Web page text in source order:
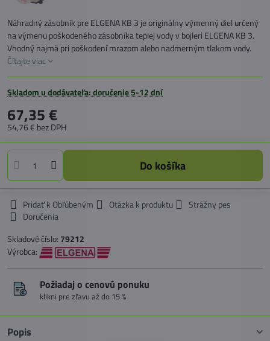
Náhradný zásobník pre ELGENA KB 3 je originálny výmenný diel určený
na výmenu poškodeného zásobníka teplej vody v bojleri ELGENA KB 3.
Vhodný najmä pri poškodení mrazom alebo nadmerným tlakom vody.
Čítajte viac
Skladom u dodávateľa: doručenie 5-12 dní
67,35 €
54,76 € bez DPH
Do košíka
Pridať k Obľúbeným Otázka k produktu
Strážny pes
Doručenia
Skladové číslo: 79212
Výrobca:
Požiadaj o cenovú ponuku
klikni pre zľavu až do 15 %
Popis